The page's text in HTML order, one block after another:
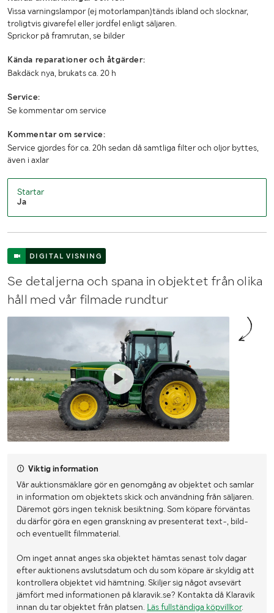
Vissa varningslampor (ej motorlampan)tänds ibland och slocknar,
troligtvis givarefel eller jordfel enligt säljaren.
Sprickor på framrutan, se bilder
Kända reparationer och åtgärder:
Bakdäck nya, brukats ca. 20 h
Service:
Se kommentar om service
Kommentar om service:
Service gjordes för ca. 20h sedan då samtliga filter och oljor byttes,
även i axlar
Startar
Ja
DIGITAL VISNING
Se detaljerna och spana in objektet från olika
håll med vår filmade rundtur
Viktig information
Vår auktionsmäklare gör en genomgång av objektet och samlar
in information om objektets skick och användning från säljaren.
Däremot görs ingen teknisk besiktning. Som köpare förväntas
du därför göra en egen granskning av presenterat text-, bild-
och eventuellt filmmaterial.
Om inget annat anges ska objektet hämtas senast tolv dagar
efter auktionens avslutsdatum och du som köpare är skyldig att
kontrollera objektet vid hämtning. Skiljer sig något avsevärt
jämfört med informationen på klaravik.se? Kontakta då Klaravik
innan du tar objektet från platsen. Läs fullständiga köpvillkor.